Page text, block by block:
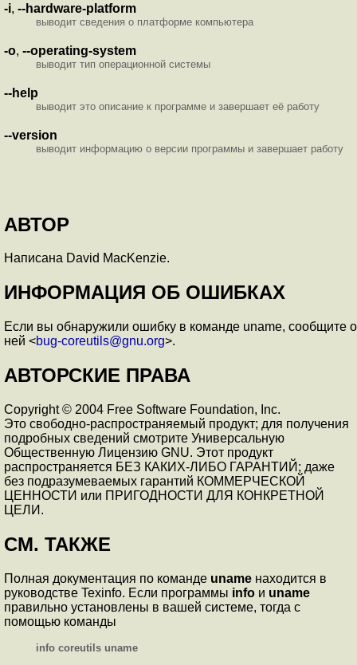
-i, --hardware-platform
выводит сведения о платформе компьютера
-o, --operating-system
выводит тип операционной системы
--help
выводит это описание к программе и завершает её работу
--version
выводит информацию о версии программы и завершает работу
АВТОР
Написана David MacKenzie.
ИНФОРМАЦИЯ ОБ ОШИБКАХ
Если вы обнаружили ошибку в команде uname, сообщите о
ней <bug-coreutils@gnu.org>.
АВТОРСКИЕ ПРАВА
Copyright © 2004 Free Software Foundation, Inc.
Это свободно-распространяемый продукт; для получения
подробных сведений смотрите Универсальную
Общественную Лицензию GNU. Этот продукт
распространяется БЕЗ КАКИХ-ЛИБО ГАРАНТИЙ; даже
без подразумеваемых гарантий КОММЕРЧЕСКОЙ
ЦЕННОСТИ или ПРИГОДНОСТИ ДЛЯ КОНКРЕТНОЙ
ЦЕЛИ.
СМ. ТАКЖЕ
Полная документация по команде uname находится в
руководстве Texinfo. Если программы info и uname
правильно установлены в вашей системе, тогда с
помощью команды
info coreutils uname